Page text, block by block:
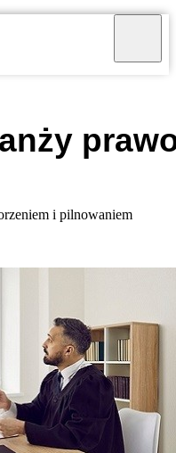
i pilnowaniem